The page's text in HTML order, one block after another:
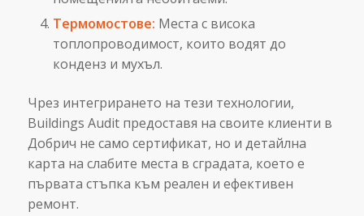
Термомостове: Места с висока
топлопроводимост, които водят до
конденз и мухъл.
Чрез интегрирането на тези технологии,
Buildings Audit предоставя на своите клиенти в
Добрич не само сертификат, но и детайлна
карта на слабите места в сградата, което е
първата стъпка към реален и ефективен
ремонт.